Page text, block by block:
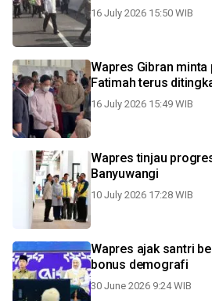
16 July 2026 15:50 WIB
Wapres Gibran minta
Fatimah terus
16 July 2026 15:49 WIB
Wapres tinjau
Banyuwangi
10 July 2026 17:28 WIB
Wapres ajak santri
bonus demografi
30 June 2026 9:24 WIB